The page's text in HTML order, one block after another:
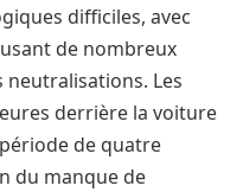
difficiles, avec
de nombreux
Les
derrière la voiture
de quatre
du manque de